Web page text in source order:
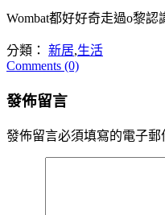
Wombat都好好奇走過o黎認
分類： 新居,生活
Comments (0)
發佈留言
發佈留言必須填寫的電子郵